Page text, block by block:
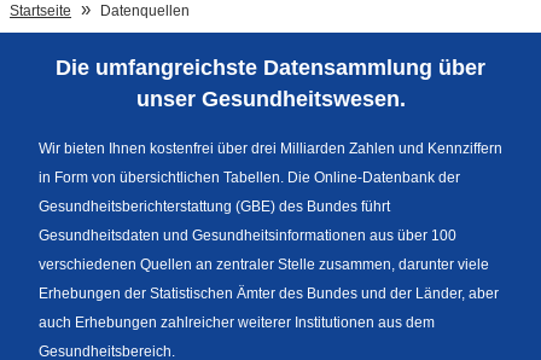
Sprachumschaltung
Fußzeile
Startseite Datenquellen
Die umfangreichste Datensammlung über
unser Gesundheitswesen.
Wir bieten Ihnen kostenfrei über drei Milliarden Zahlen und Kennziffern
in Form von übersichtlichen Tabellen. Die Online-Datenbank der
Gesundheitsberichterstattung (GBE) des Bundes führt
Gesundheitsdaten und Gesundheitsinformationen aus über 100
verschiedenen Quellen an zentraler Stelle zusammen, darunter viele
Erhebungen der Statistischen Ämter des Bundes und der Länder, aber
auch Erhebungen zahlreicher weiterer Institutionen aus dem
Gesundheitsbereich.